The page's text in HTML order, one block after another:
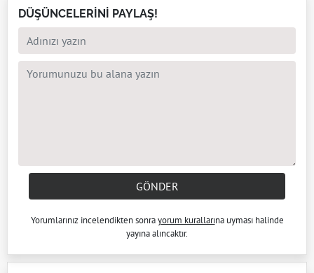
DÜŞÜNCELERİNİ PAYLAŞ!
GÖNDER
Yorumlarınız incelendikten sonrayorum kurallarına uyması halinde
yayına alıncaktır.